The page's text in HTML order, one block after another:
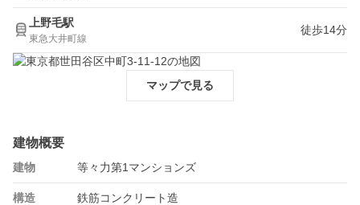
上野毛駅
東急大井町線
徒歩14分
マップで見る
建物概要
建物 等々力第1マンションズ
構造 鉄筋コンクリート造